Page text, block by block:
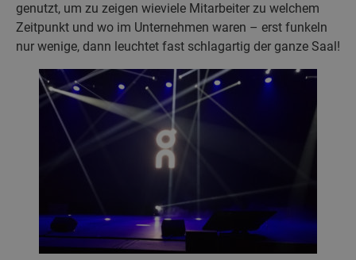
genutzt, um zu zeigen wieviele Mitarbeiter zu welchem
Zeitpunkt und wo im Unternehmen waren – erst funkeln
nur wenige, dann leuchtet fast schlagartig der ganze Saal!